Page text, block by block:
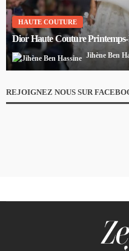
HAUTE COUTURE
Dior Haute Couture Printemps-
Jihène Ben
REJOIGNEZ NOUS SUR